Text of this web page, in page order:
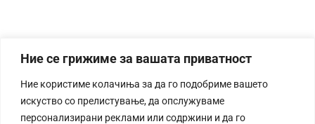
Ние се грижиме за вашата приватност
Ние користиме колачиња за да го подобриме вашето
искуство со прелистување, да опслужуваме
персонализирани реклами или содржини и да го